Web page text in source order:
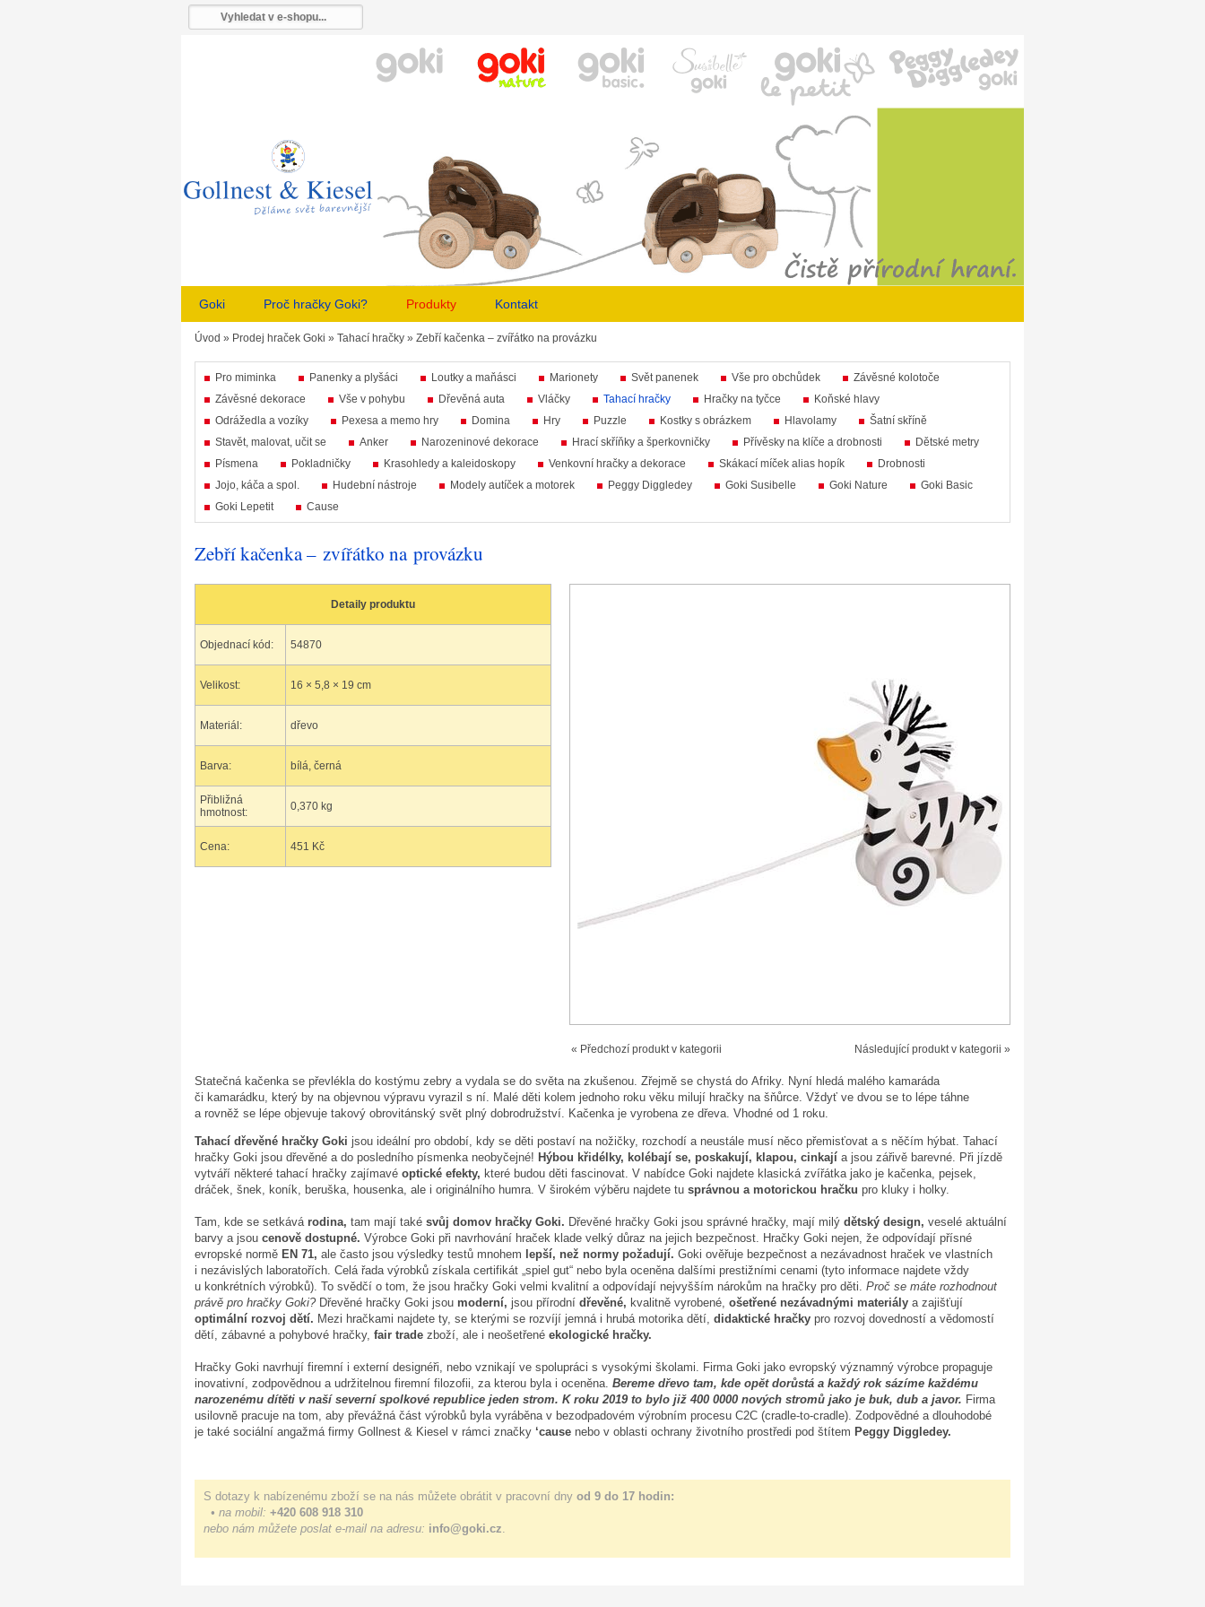
Goki Proč hračky Goki? Produkty Kontakt
Úvod » Prodej hraček Goki » Tahací hračky » Zebří kačenka – zvířátko na provázku
Pro miminka Panenky a plyšáci Loutky a maňásci Marionety Svět panenek Vše pro obchůdek
Závěsné kolotoče
Závěsné dekorace
Vše v pohybu Dřevěná auta Vláčky Tahací hračky Hračky na tyčce
Koňské hlavy
Odrážedla a vozíky
Pexesa a memo hry Domina Hry Puzzle Kostky s obrázkem Hlavolamy
Šatní skříně
Stavět, malovat, učit se
Anker Narozeninové dekorace Hrací skříňky a šperkovničky Přívěsky na klíče a drobnosti
Dětské metry
Písmena
Pokladničky Krasohledy a kaleidoskopy Venkovní hračky a dekorace Skákací míček alias hopík
Drobnosti
Jojo, káča a spol.
Hudební nástroje Modely autíček a motorek Peggy Diggledey Goki Susibelle Goki Nature
Goki Basic
Goki Lepetit
Cause
Zebří kačenka – zvířátko na provázku
Detaily produktu
Objednací kód: 54870
Velikost: 16 × 5,8 × 19 cm
Materiál: dřevo
Barva: bílá, černá
Přibližná
hmotnost:
0,370 kg
Cena: 451 Kč
« Předchozí produkt v kategorii Následující produkt v kategorii »
Statečná kačenka se převlékla do kostýmu zebry a vydala se do světa na zkušenou. Zřejmě se chystá do Afriky. Nyní hledá malého kamaráda
či kamarádku, který by na objevnou výpravu vyrazil s ní. Malé děti kolem jednoho roku věku milují hračky na šňůrce. Vždyť ve dvou se to lépe táhne
a rovněž se lépe objevuje takový obrovitánský svět plný dobrodružství. Kačenka je vyrobena ze dřeva. Vhodné od 1 roku.
Tahací dřevěné hračky Goki jsou ideální pro období, kdy se děti postaví na nožičky, rozchodí a neustále musí něco přemisťovat a s něčím hýbat. Tahací
hračky Goki jsou dřevěné a do posledního písmenka neobyčejné! Hýbou křidélky, kolébají se, poskakují, klapou, cinkají a jsou zářivě barevné. Při jízdě
vytváří některé tahací hračky zajímavé optické efekty, které budou děti fascinovat. V nabídce Goki najdete klasická zvířátka jako je kačenka, pejsek,
dráček, šnek, koník, beruška, housenka, ale i originálního humra. V širokém výběru najdete tu správnou a motorickou hračku pro kluky i holky.
Tam, kde se setkává rodina, tam mají také svůj domov hračky Goki. Dřevěné hračky Goki jsou správné hračky, mají milý dětský design, veselé aktuální
barvy a jsou cenově dostupné. Výrobce Goki při navrhování hraček klade velký důraz na jejich bezpečnost. Hračky Goki nejen, že odpovídají přísné
evropské normě EN 71, ale často jsou výsledky testů mnohem lepší, než normy požadují. Goki ověřuje bezpečnost a nezávadnost hraček ve vlastních
i nezávislých laboratořích. Celá řada výrobků získala certifikát „spiel gut“ nebo byla oceněna dalšími prestižními cenami (tyto informace najdete vždy
u konkrétních výrobků). To svědčí o tom, že jsou hračky Goki velmi kvalitní a odpovídají nejvyšším nárokům na hračky pro děti. Proč se máte rozhodnout
právě pro hračky Goki?Dřevěné hračky Goki jsou moderní, jsou přírodní dřevěné, kvalitně vyrobené, ošetřené nezávadnými materiály a zajišťují
optimální rozvoj dětí. Mezi hračkami najdete ty, se kterými se rozvíjí jemná i hrubá motorika dětí, didaktické hračky pro rozvoj dovedností a vědomostí
dětí, zábavné a pohybové hračky, fair trade zboží, ale i neošetřené ekologické hračky.
Hračky Goki navrhují firemní i externí designéři, nebo vznikají ve spolupráci s vysokými školami. Firma Goki jako evropský významný výrobce propaguje
inovativní, zodpovědnou a udržitelnou firemní filozofii, za kterou byla i oceněna. Bereme dřevo tam, kde opět dorůstá a každý rok sázíme každému
narozenému dítěti v naší severní spolkové republice jeden strom. K roku 2019 to bylo již 400 0000 nových stromů jako je buk, dub a javor. Firma
usilovně pracuje na tom, aby převážná část výrobků byla vyráběna v bezodpadovém výrobním procesu C2C (cradle-to-cradle). Zodpovědné a dlouhodobé
je také sociální angažmá firmy Gollnest & Kiesel v rámci značky ‘cause nebo v oblasti ochrany životního prostředi pod štítem Peggy Diggledey.
S dotazy k nabízenému zboží se na nás můžete obrátit v pracovní dny od 9 do 17 hodin:
• na mobil: +420 608 918 310
nebo nám můžete poslat e-mail na adresu: info@goki.cz.